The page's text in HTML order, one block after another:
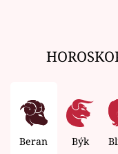
Beran Býk